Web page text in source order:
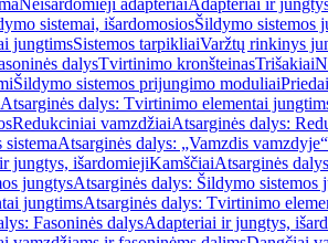
Neišardomieji adapteriaiAdapteriai ir
sistemai, išardomosiosŠildymo sistemos
jungtimsSistemos tarpikliaiVaržtų rinkinys
dalysTvirtinimo kronšteinasTrišakiai
Šildymo sistemos prijungimo moduliaiPriedai
Atsarginės dalys: Tvirtinimo elementai
Redukciniai vamzdžiaiAtsarginės dalys:
Atsarginės dalys: „Vamzdis
jungtys, išardomiejiKamščiaiAtsarginės
jungtysAtsarginės dalys: Šildymo sistemos
jungtimsAtsarginės dalys: Tvirtinimo
Fasoninės dalysAdapteriai ir jungtys,